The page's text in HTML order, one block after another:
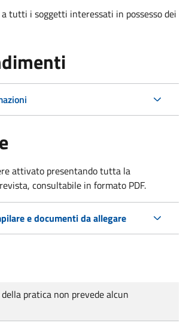
tutti i soggetti interessati in possesso dei
attivato presentando tutta la
consultabile in formato PDF.
e documenti da allegare
pratica non prevede alcun